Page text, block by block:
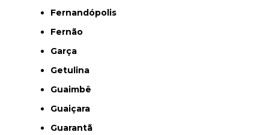
Fernandópolis
Fernão
Garça
Getulina
Guaimbê
Guaiçara
Guarantã